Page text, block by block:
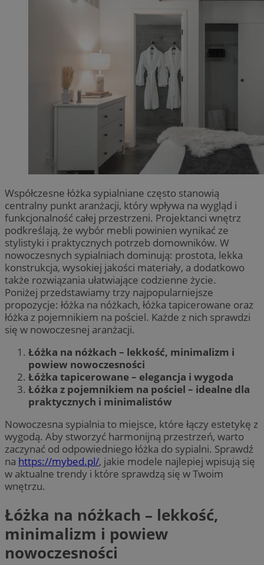
Współczesne łóżka sypialniane często stanowią
centralny punkt aranżacji, który wpływa na wygląd i
funkcjonalność całej przestrzeni. Projektanci wnętrz
podkreślają, że wybór mebli powinien wynikać ze
stylistyki i praktycznych potrzeb domowników. W
nowoczesnych sypialniach dominują: prostota, lekka
konstrukcja, wysokiej jakości materiały, a dodatkowo
także rozwiązania ułatwiające codzienne życie.
Poniżej przedstawiamy trzy najpopularniejsze
propozycje: łóżka na nóżkach, łóżka tapicerowane oraz
łóżka z pojemnikiem na pościel. Każde z nich sprawdzi
się w nowoczesnej aranżacji.
Łóżka na nóżkach – lekkość, minimalizm i
powiew nowoczesności
Łóżka tapicerowane – elegancja i wygoda
Łóżka z pojemnikiem na pościel – idealne dla
praktycznych i minimalistów
Nowoczesna sypialnia to miejsce, które łączy estetykę z
wygodą. Aby stworzyć harmonijną przestrzeń, warto
zaczynać od odpowiedniego łóżka do sypialni. Sprawdź
na https://mybed.pl/, jakie modele najlepiej wpisują się
w aktualne trendy i które sprawdzą się w Twoim
wnętrzu.
Łóżka na nóżkach – lekkość,
minimalizm i powiew
nowoczesności